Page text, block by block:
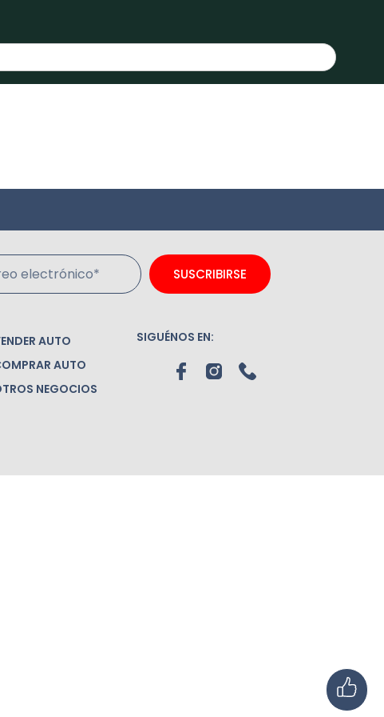
electrónico* SUSCRIBIRSE
AUTO
AUTO
NEGOCIOS
SIGUÉNOS EN: